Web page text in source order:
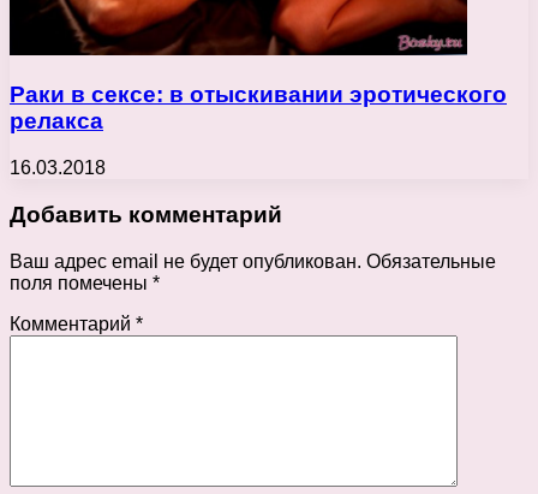
Раки в сексе: в отыскивании эротического
релакса
16.03.2018
Добавить комментарий
Ваш адрес email не будет опубликован. Обязательные
поля помечены *
Комментарий *